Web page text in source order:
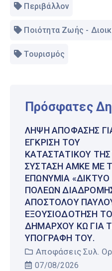
Περιβάλλον
Ποιότητα Ζωής -
Τουρισμός
Πρόσφατες
ΛΉΨΗ ΑΠΌΦΑΣΗΣ
ΈΓΚΡΙΣΗ ΤΟΥ
ΚΑΤΑΣΤΑΤΙΚΟΎ
ΣΎΣΤΑΣΗ ΑΜΚΕ ΜΕ
ΕΠΩΝΥΜΊΑ «ΔΊΚΤΥΟ
ΠΌΛΕΩΝ
ΑΠΟΣΤΌΛΟΥ
ΕΞΟΥΣΙΟΔΌΤΗΣΗ
ΔΗΜΆΡΧΟΥ ΚΩ ΓΙΑ
ΥΠΟΓΡΑΦΉ ΤΟΥ.
Αποφάσεις Συλ.
07/08/2026